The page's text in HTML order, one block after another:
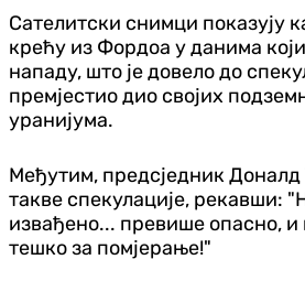
Сателитски снимци показују
крећу из Фордоа у данима
нападу, што је довело до
премјестио дио својих
уранијума.
Међутим, предсједник Доналд
такве спекулације, рекавши:
извађено... превише опасно, и
тешко за помјерање!"